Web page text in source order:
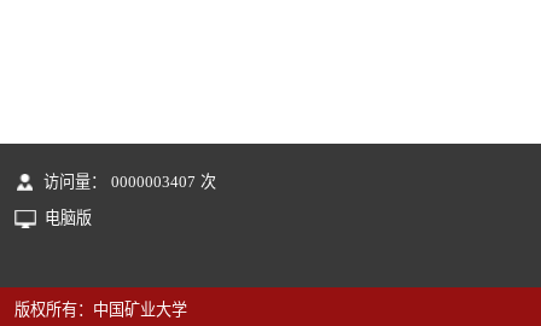
访问量： 0000003407 次
电脑版
版权所有：中国矿业大学